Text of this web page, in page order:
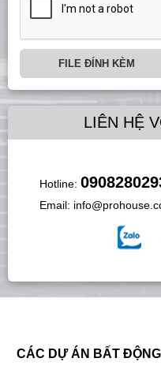
FILE ĐÍNH KÈM
LIÊN HỆ
Hotline:
Email:
CÁC DỰ ÁN BẤT